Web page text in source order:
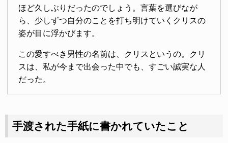
ほど久しぶりだったのでしょう。言葉を選びなが
ら、少しずつ自分のことを打ち明けていくクリスの
姿が目に浮かびます。
この愛すべき男性の名前は、クリスというの。クリ
スは、私が今まで出会った中でも、すごい誠実な人
だった。
手渡された手紙に書かれていたこと